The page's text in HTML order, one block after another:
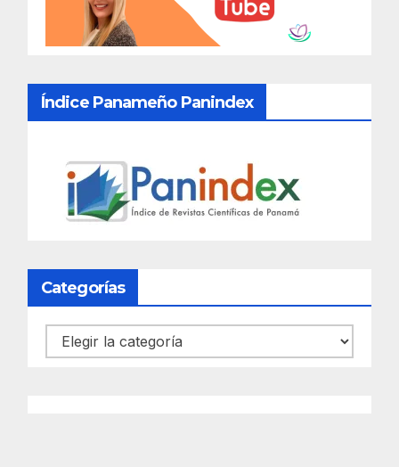
Índice Panameño Panindex
Categorías
Categorías